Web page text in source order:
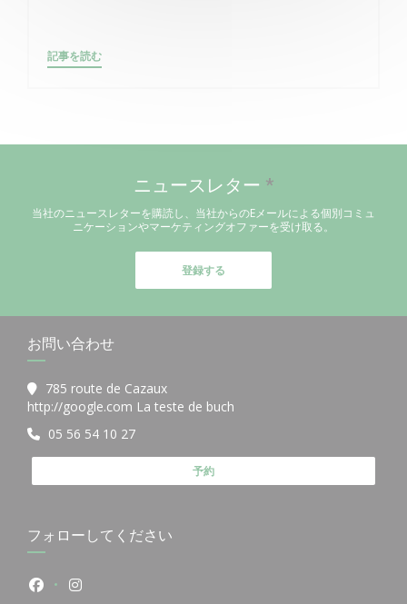
記事を読む((新しいウィンドウで開きます))
ニュースレター *
当社のニュースレターを購読し、当社からのEメールによる個別コミュ
ニケーションやマーケティングオファーを受け取る。
登録する
お問い合わせ
785 route de Cazaux
http://google.com La teste de buch
05 56 54 10 27
予約
フォローしてください
Facebook ((新しいウィンドウで開きます))
Instagram ((新しいウィンドウで開きます))